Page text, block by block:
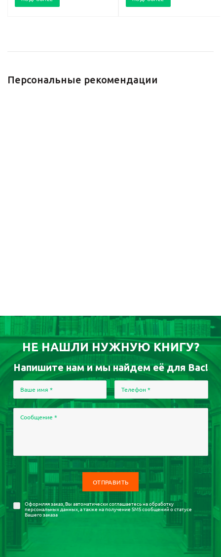
Персональные рекомендации
НЕ НАШЛИ НУЖНУЮ КНИГУ?
Напишите нам и мы найдем её для Вас!
Ваше имя * Телефон *
Сообщение *
Оформляя заказ, Вы автоматически соглашаетесь наобработку
персональных данных, а также на получение SMS сообщений о статусе
Вашего заказа